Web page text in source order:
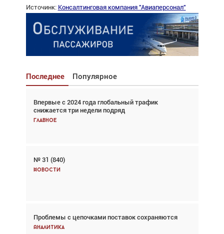
Источинк: Консалтинговая компания "Авиаперсонал"
Последнее Популярное
Впервые с 2024 года глобальный трафик
снижается три недели подряд
Главное
№ 31 (840)
Новости
Проблемы с цепочками поставок сохраняются
Аналитика
Взгляд с высоты: тандем вертолётов и БПЛА в
спасательных операциях
Главное
Авиационный фотограф Дэйв Кох: «Фотография
говорит сама за себя... а ИИ всё портит»
Впервые с 2024 года глобальный трафик
снижается три недели подряд